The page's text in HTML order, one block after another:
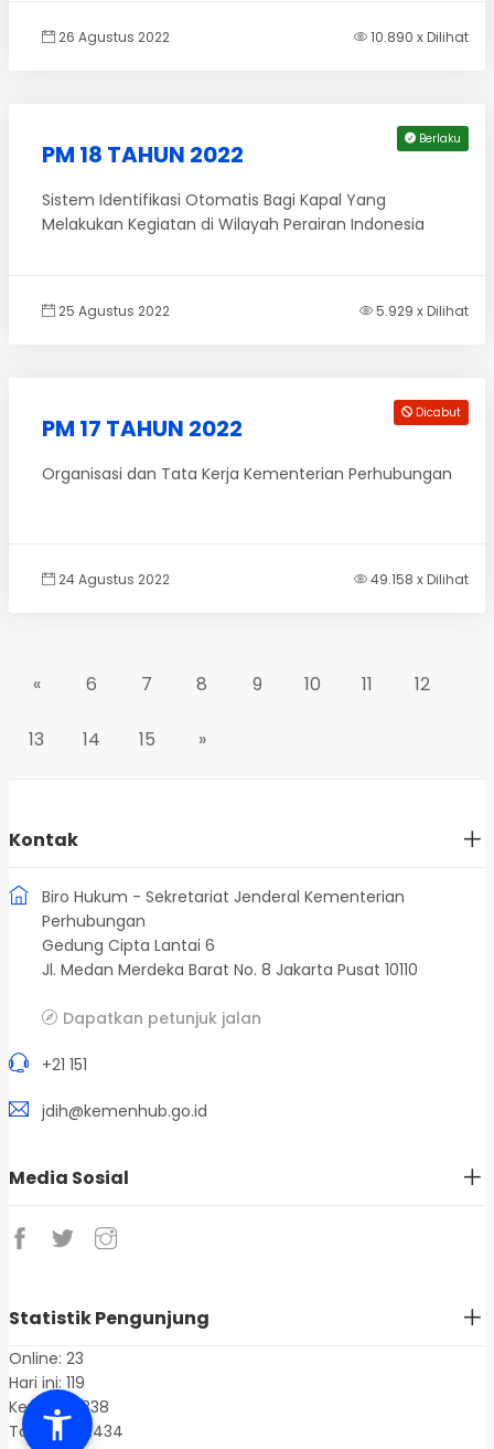
26 Agustus 2022 10.890 x Dilihat
Berlaku
PM 18 TAHUN 2022
Sistem Identifikasi Otomatis Bagi Kapal Yang
Melakukan Kegiatan di Wilayah Perairan Indonesia
25 Agustus 2022 5.929 x Dilihat
Dicabut
PM 17 TAHUN 2022
Organisasi dan Tata Kerja Kementerian Perhubungan
24 Agustus 2022 49.158 x Dilihat
« 6 7 8 9 10 11 12
13 14 15 »
Kontak
Biro Hukum - Sekretariat Jenderal Kementerian
Perhubungan
Gedung Cipta Lantai 6
Jl. Medan Merdeka Barat No. 8 Jakarta Pusat 10110
Dapatkan petunjuk jalan
+21 151
jdih@kemenhub.go.id
Media Sosial
Statistik Pengunjung
Online: 23
Hari ini: 119
Kemarin: 838
Total: 1.401.434